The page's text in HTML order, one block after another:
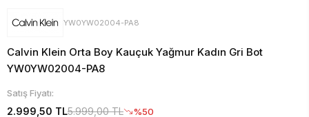
YW0YW02004-PA8
Calvin Klein Orta Boy Kauçuk Yağmur Kadın Gri Bot
YW0YW02004-PA8
Satış Fiyatı:
2.999,50 TL5.999,00 TL %50